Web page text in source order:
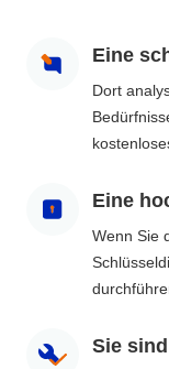
Eine
Dort
Eine
Wenn Sie
Sie